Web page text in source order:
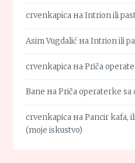
crvenkapica наIntrion ili
Asim Vugdalić наIntrion ili
crvenkapica наPriča
Bane наPriča operaterke sa
crvenkapica наPancir kafa,
(moje iskustvo)